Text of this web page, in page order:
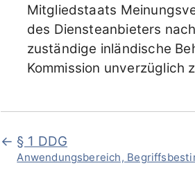
Mitgliedstaats
des Diensteanbieters
zuständige inländische
Kommission unverzüglich
§ 1 DDG
Anwendungsbereich,